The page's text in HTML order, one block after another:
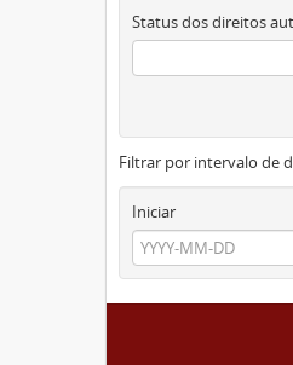
Status dos direitos
Filtrar por intervalo de
Iniciar